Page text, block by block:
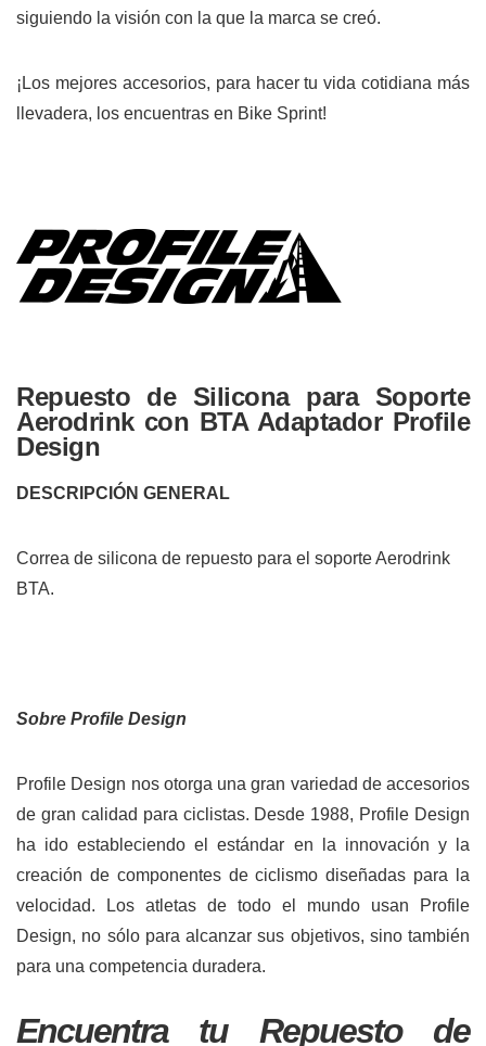
siguiendo la visión con la que la marca se creó.
¡Los mejores accesorios, para hacer tu vida cotidiana más
llevadera, los encuentras en Bike Sprint!
Repuesto de Silicona para Soporte
Aerodrink con BTA Adaptador Profile
Design
DESCRIPCIÓN GENERAL
Correa de silicona de repuesto para el soporte Aerodrink
BTA.
Sobre Profile Design
Profile Design nos otorga una gran variedad de accesorios
de gran calidad para ciclistas. Desde 1988, Profile Design
ha ido estableciendo el estándar en la innovación y la
creación de componentes de ciclismo diseñadas para la
velocidad. Los atletas de todo el mundo usan Profile
Design, no sólo para alcanzar sus objetivos, sino también
para una competencia duradera.
Encuentra tu Repuesto de